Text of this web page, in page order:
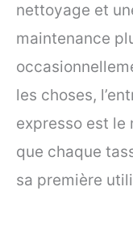
nettoyage et
maintenance
les choses,
expresso est le
que chaque
sa première